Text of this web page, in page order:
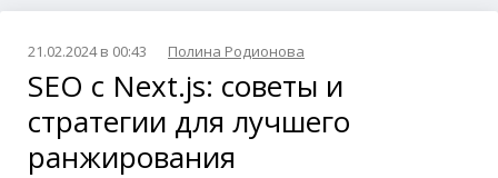
21.02.2024 в 00:43 Полина Родионова
SEO с Next.js: советы и
стратегии для лучшего
ранжирования